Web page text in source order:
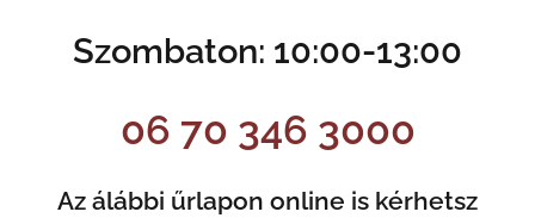
Szombaton: 10:00-13:00
06 70 346 3000
Az álábbi űrlapon online is kérhetsz